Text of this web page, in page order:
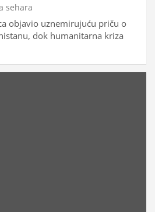
sehara
objavio uznemirujuću priču o
dok humanitarna kriza